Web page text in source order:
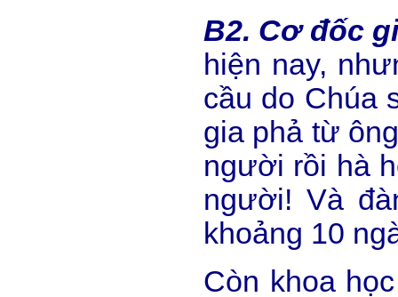
B2. Cơ đốc
hiện nay,
cầu do Chúa
gia phả từ
người rồi hà
người! Và
khoảng 10
Còn khoa